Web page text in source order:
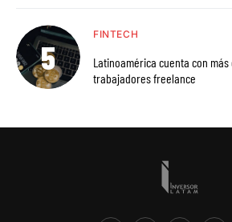
FINTECH
Latinoamérica cuenta con más
trabajadores freelance